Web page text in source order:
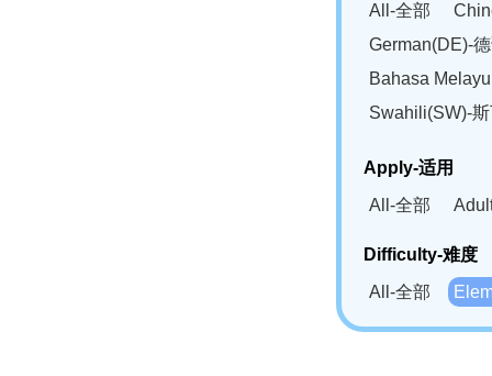
All-全部
German(DE)-
Bahasa
Swahili(SW)-
Apply-适用
All-全部
Difficulty-难度
All-全部